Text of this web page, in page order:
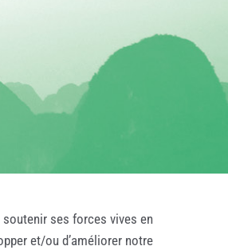
ses forces vives en
et/ou d’améliorer notre